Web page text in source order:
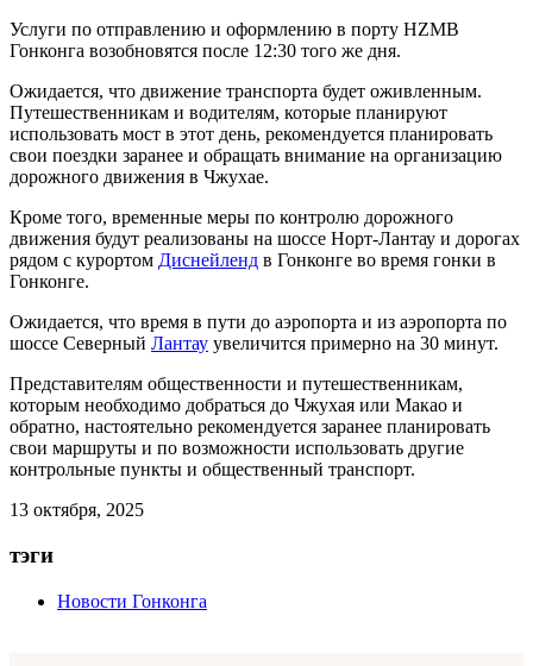
Услуги по отправлению и оформлению в порту HZMB
Гонконга возобновятся после 12:30 того же дня.
Ожидается, что движение транспорта будет оживленным.
Путешественникам и водителям, которые планируют
использовать мост в этот день, рекомендуется планировать
свои поездки заранее и обращать внимание на организацию
дорожного движения в Чжухае.
Кроме того, временные меры по контролю дорожного
движения будут реализованы на шоссе Норт-Лантау и дорогах
рядом с курортом Диснейленд в Гонконге во время гонки в
Гонконге.
Ожидается, что время в пути до аэропорта и из аэропорта по
шоссе Северный Лантау увеличится примерно на 30 минут.
Представителям общественности и путешественникам,
которым необходимо добраться до Чжухая или Макао и
обратно, настоятельно рекомендуется заранее планировать
свои маршруты и по возможности использовать другие
контрольные пункты и общественный транспорт.
13 октября, 2025
тэги
Новости Гонконга